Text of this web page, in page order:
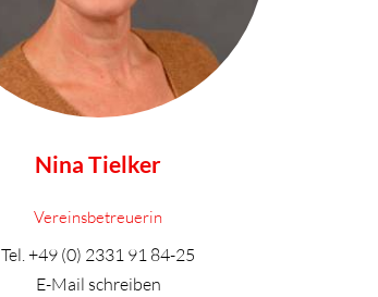
Nina Tielker
Vereinsbetreuerin
Tel.+49 (0) 2331 91 84-25
E-Mail schreiben